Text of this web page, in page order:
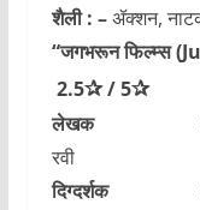
शैली : –ॲक्शन,
“जगभरून फिल्म्स
2.5✰/5✰
लेखक :
रवी
दिग्दर्शक